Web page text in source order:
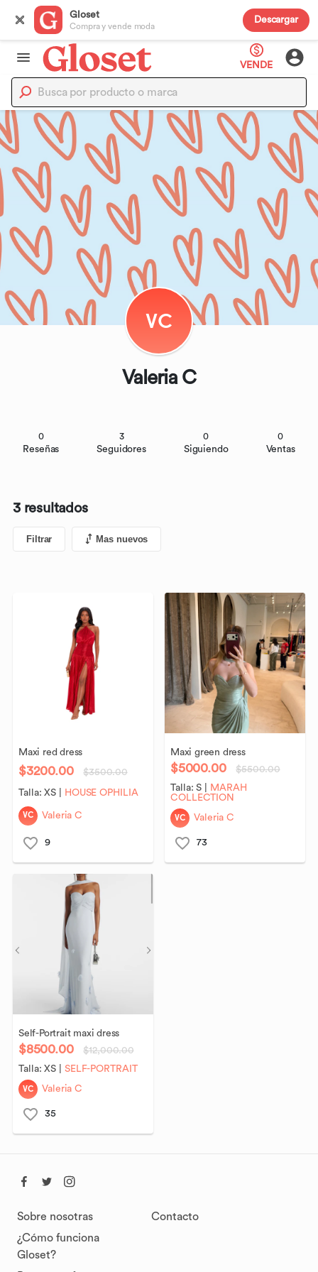
Gloset
Compra y vende moda
Descargar
VENDE
VC
Valeria C
0
Reseñas
3
Seguidores
0
Siguiendo
0
Ventas
3 resultados
Filtrar Mas nuevos
Maxi red dress
$3200.00 $3500.00
Talla:XS HOUSE OPHILIA
VC Valeria C
9
Maxi green dress
$5000.00
$5500.00
Talla:S
MARAH
COLLECTION
VC Valeria C
73
Self-Portrait maxi dress
$8500.00
$12,000.00
Talla:XS SELF-PORTRAIT
VC Valeria C
35
Sobre nosotras
¿Cómo funciona
Gloset?
Contacto